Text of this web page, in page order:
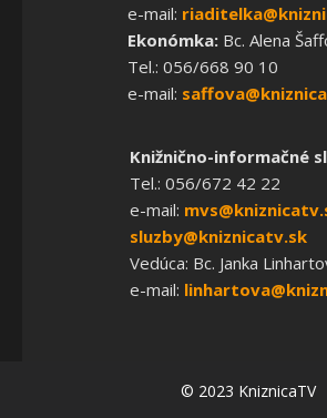
e-mail:
Ekonómka:Bc. Alena
Tel.: 056/668 90 10
e-mail:
Knižnično-informačné
Tel.: 056/672 42 22
e-mail:
sluzby@kniznicatv.sk
Vedúca: Bc. Janka
e-mail:
© 2023 KniznicaTV